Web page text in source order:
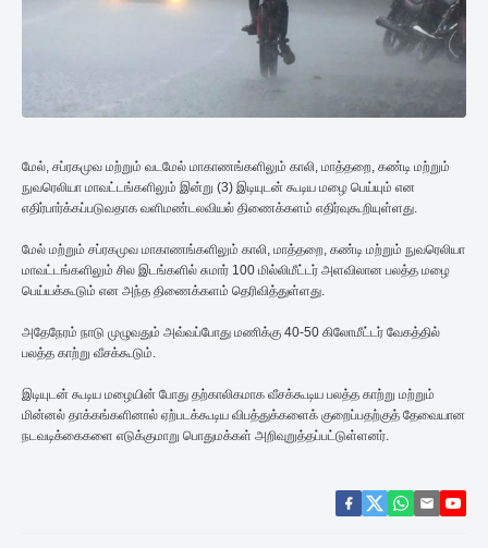
மேல், சப்ரகமுவ மற்றும் வடமேல் மாகாணங்களிலும் காலி, மாத்தறை, கண்டி மற்றும்
நுவரெலியா மாவட்டங்களிலும் இன்று (3) இடியுடன் கூடிய மழை பெய்யும் என
எதிர்பார்க்கப்படுவதாக வளிமண்டலவியல் திணைக்களம் எதிர்வுகூறியுள்ளது.
மேல் மற்றும் சப்ரகமுவ மாகாணங்களிலும் காலி, மாத்தறை, கண்டி மற்றும் நுவரெலியா
மாவட்டங்களிலும் சில இடங்களில் சுமார் 100 மில்லிமீட்டர் அளவிலான பலத்த மழை
பெய்யக்கூடும் என அந்த திணைக்களம் தெரிவித்துள்ளது.
அதேநேரம் நாடு முழுவதும் அவ்வப்போது மணிக்கு 40-50 கிலோமீட்டர் வேகத்தில்
பலத்த காற்று வீசக்கூடும்.
இடியுடன் கூடிய மழையின் போது தற்காலிகமாக வீசக்கூடிய பலத்த காற்று மற்றும்
மின்னல் தாக்கங்களினால் ஏற்படக்கூடிய விபத்துக்களைக் குறைப்பதற்குத் தேவையான
நடவடிக்கைகளை எடுக்குமாறு பொதுமக்கள் அறிவுறுத்தப்பட்டுள்ளனர்.